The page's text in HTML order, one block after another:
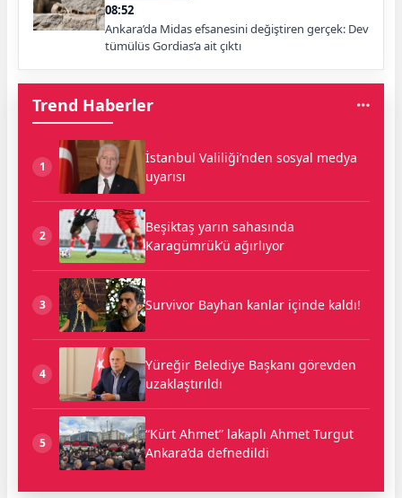
08:52
Ankara’da Midas efsanesini değiştiren gerçek: Dev
tümülüs Gordias’a ait çıktı
Trend Haberler
1
İstanbul Valiliği’nden sosyal medya
uyarısı
2
Beşiktaş yarın sahasında
Karagümrük’ü ağırlıyor
3 Survivor Bayhan kanlar içinde kaldı!
4
Yüreğir Belediye Başkanı görevden
uzaklaştırıldı
5
“Kürt Ahmet” lakaplı Ahmet Turgut
Ankara’da defnedildi